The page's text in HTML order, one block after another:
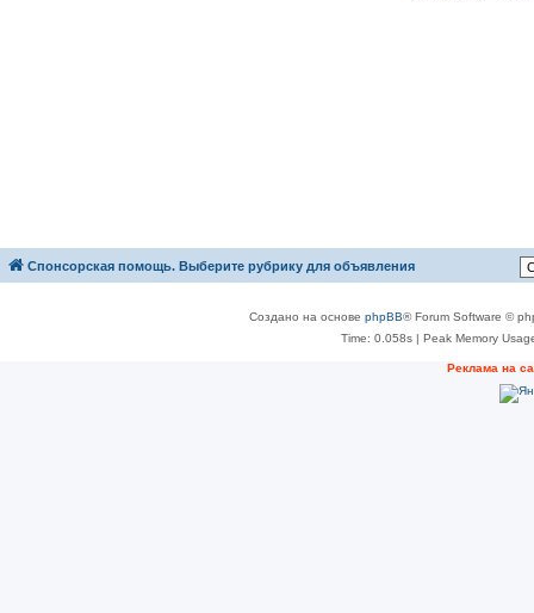
Спонсорская помощь. Выберите рубрику для объявления
Создано на основе phpBB® Forum Software ©
Time: 0.058s| Peak Memory
Реклама на